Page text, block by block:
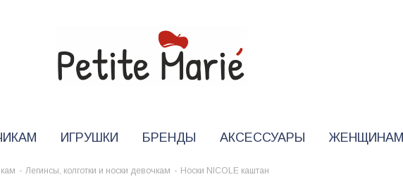
ИГРУШКИ БРЕНДЫ АКСЕССУАРЫ ЖЕНЩИНАМ
- Легинсы, колготки и носки девочкам - Носки NICOLE каштан